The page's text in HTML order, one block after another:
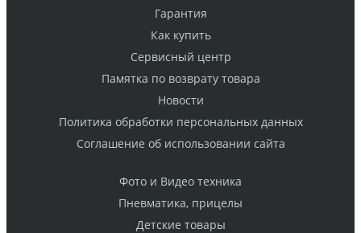
Гарантия
Как купить
Cервисный центр
Памятка по возврату товара
Новости
Политика обработки персональных данных
Cоглашение об использовании сайта
Фото и Видео техника
Пневматика, прицелы
Детские товары